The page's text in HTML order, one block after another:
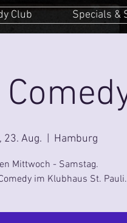
Club Specials &
23. Aug. Hamburg
Mittwoch - Samstag.
im Klubhaus St. Pauli.